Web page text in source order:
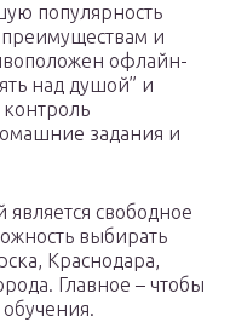
популярность
и
офлайн-
над душой” и
контроль
задания и
свободное
выбирать
Краснодара,
Главное – чтобы
обучения.